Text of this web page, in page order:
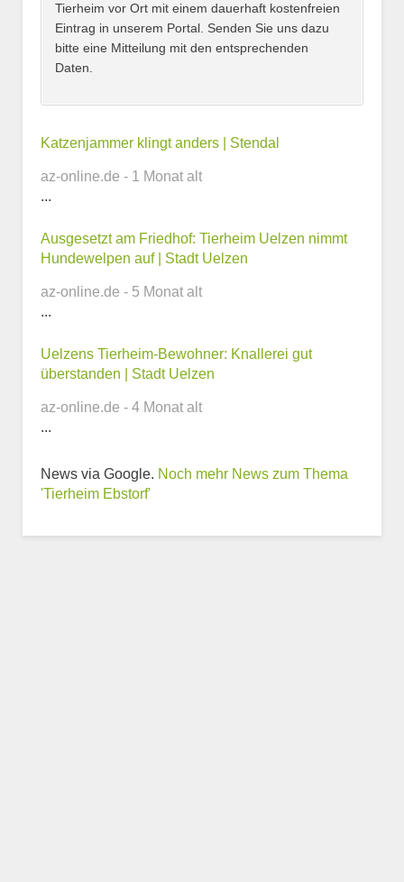
Kontaktmöglichkeiten
Webseite
Weitere Informationen
zum Tierheim
Tierheim vor Ort mit einem dauerhaft kostenfreien
Eintrag in unserem Portal. Senden Sie uns dazu
bitte eine Mitteilung mit den entsprechenden
Daten.
Katzenjammer klingt anders | Stendal
az-online.de - 1 Monat alt
...
Ausgesetzt am Friedhof: Tierheim Uelzen nimmt
Hundewelpen auf | Stadt Uelzen
az-online.de - 5 Monat alt
...
Uelzens Tierheim-Bewohner: Knallerei gut
überstanden | Stadt Uelzen
az-online.de - 4 Monat alt
...
News via Google. Noch mehr News zum Thema
'Tierheim Ebstorf'